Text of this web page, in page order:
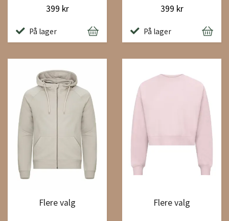
399 kr
På lager
399 kr
På lager
Flere valg Flere valg